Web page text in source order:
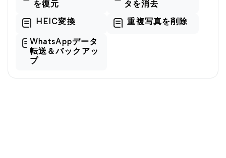
を復元
タを消去
HEIC変換 重複写真を削除
WhatsAppデータ
転送＆バックアッ
プ